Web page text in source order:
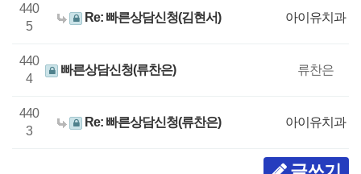
440
5
Re: 빠른상담신청(김현서) 아이유치과
440
4
빠른상담신청(류찬은) 류찬은
440
3
Re: 빠른상담신청(류찬은) 아이유치과